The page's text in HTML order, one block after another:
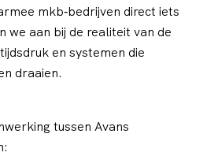
mkb‑bedrijven direct iets
we aan bij de realiteit van de
en systemen die
draaien.
tussen Avans